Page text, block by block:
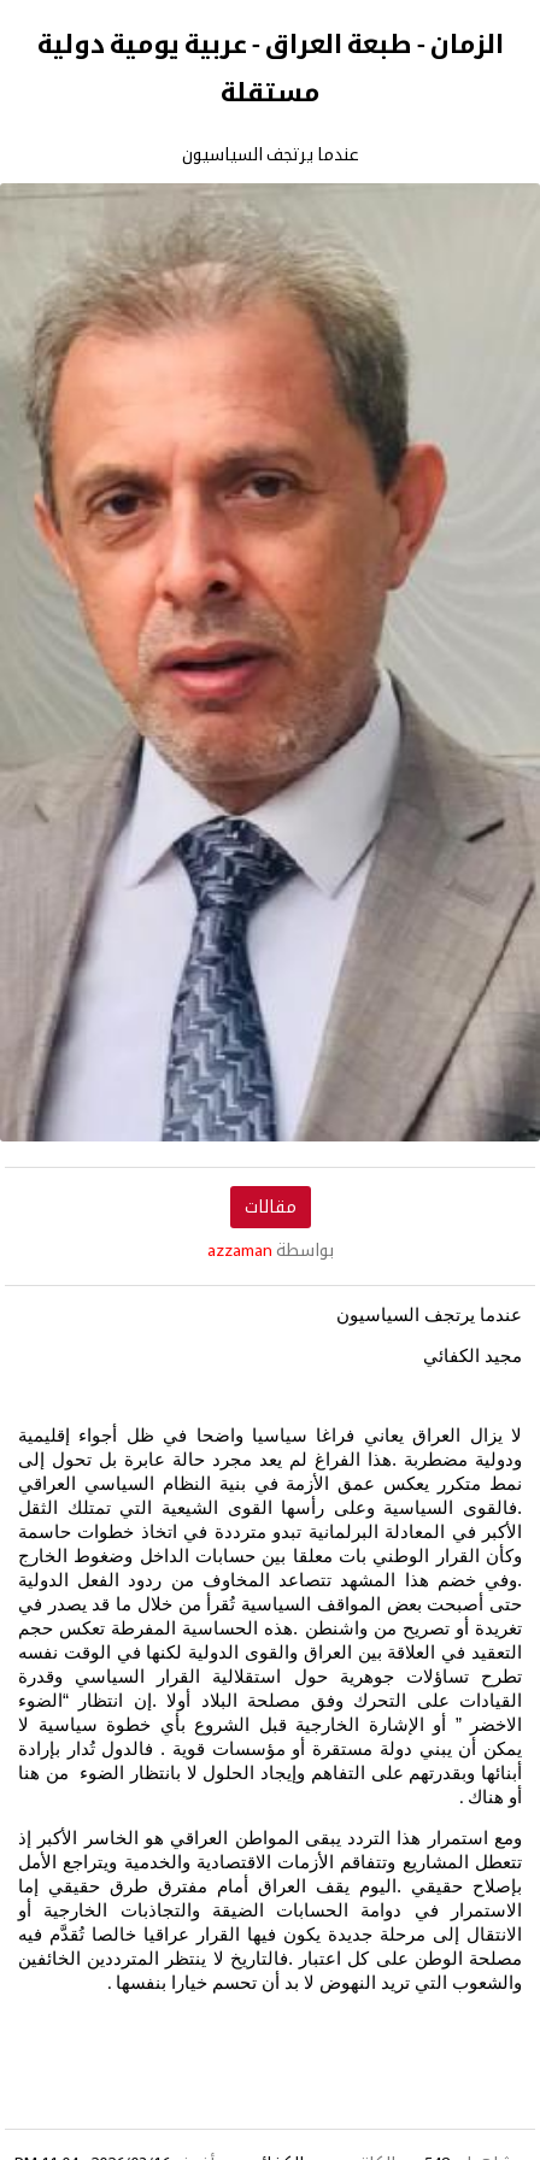
الزمان - طبعة العراق - عربية يومية دولية
مستقلة
عندما يرتجف السياسيون
مقالات
بواسطة azzaman
عندما يرتجف السياسيون
مجيد الكفائي
لا يزال العراق يعاني فراغا سياسيا واضحا في ظل أجواء إقليمية
ودولية مضطربة .هذا الفراغ لم يعد مجرد حالة عابرة بل تحول إلى
نمط متكرر يعكس عمق الأزمة في بنية النظام السياسي العراقي
.فالقوى السياسية وعلى رأسها القوى الشيعية التي تمتلك الثقل
الأكبر في المعادلة البرلمانية تبدو مترددة في اتخاذ خطوات حاسمة
وكأن القرار الوطني بات معلقا بين حسابات الداخل وضغوط الخارج
.وفي خضم هذا المشهد تتصاعد المخاوف من ردود الفعل الدولية
حتى أصبحت بعض المواقف السياسية تُقرأ من خلال ما قد يصدر في
تغريدة أو تصريح من واشنطن .هذه الحساسية المفرطة تعكس حجم
التعقيد في العلاقة بين العراق والقوى الدولية لكنها في الوقت نفسه
تطرح تساؤلات جوهرية حول استقلالية القرار السياسي وقدرة
القيادات على التحرك وفق مصلحة البلاد أولا .إن انتظار “الضوء
الاخضر ” أو الإشارة الخارجية قبل الشروع بأي خطوة سياسية لا
يمكن أن يبني دولة مستقرة أو مؤسسات قوية . فالدول تُدار بإرادة
أبنائها وبقدرتهم على التفاهم وإيجاد الحلول لا بانتظار الضوء من هنا
أو هناك .
ومع استمرار هذا التردد يبقى المواطن العراقي هو الخاسر الأكبر إذ
تتعطل المشاريع وتتفاقم الأزمات الاقتصادية والخدمية ويتراجع الأمل
بإصلاح حقيقي .اليوم يقف العراق أمام مفترق طرق حقيقي إما
الاستمرار في دوامة الحسابات الضيقة والتجاذبات الخارجية أو
الانتقال إلى مرحلة جديدة يكون فيها القرار عراقيا خالصا تُقدَّم فيه
مصلحة الوطن على كل اعتبار .فالتاريخ لا ينتظر المترددين الخائفين
والشعوب التي تريد النهوض لا بد أن تحسم خيارا بنفسها .